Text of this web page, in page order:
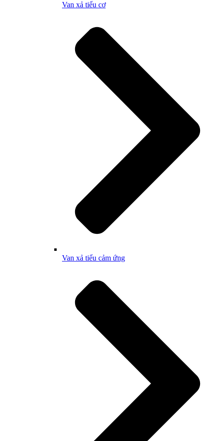
Van xả tiểu cơ
Van xả tiểu cảm ứng